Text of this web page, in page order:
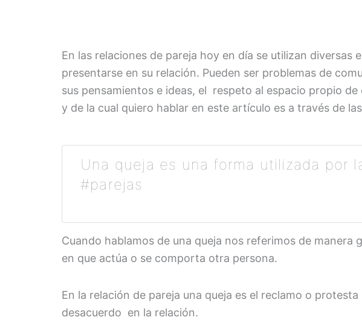
En las relaciones de pareja hoy en día se utilizan
presentarse en su relación. Pueden ser problemas de
sus pensamientos e ideas, el respeto al espacio propio
y de la cual quiero hablar en este artículo es a través de
Una queja es una forma utilizada por
#parejas
Cuando hablamos de una queja nos referimos de
en que actúa o se comporta otra persona.
En la relación de pareja una queja es el reclamo o
desacuerdo en la relación.